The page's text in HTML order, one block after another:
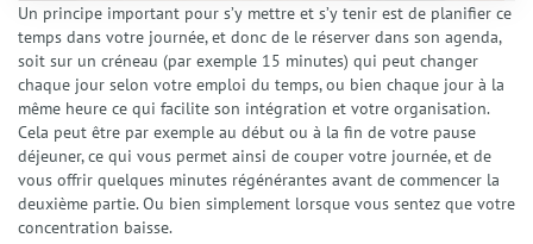
Un principe important pour s’y mettre et s’y tenir est de planifier ce
temps dans votre journée, et donc de le réserver dans son agenda,
soit sur un créneau (par exemple 15 minutes) qui peut changer
chaque jour selon votre emploi du temps, ou bien chaque jour à la
même heure ce qui facilite son intégration et votre organisation.
Cela peut être par exemple au début ou à la fin de votre pause
déjeuner, ce qui vous permet ainsi de couper votre journée, et de
vous offrir quelques minutes régénérantes avant de commencer la
deuxième partie. Ou bien simplement lorsque vous sentez que votre
concentration baisse.